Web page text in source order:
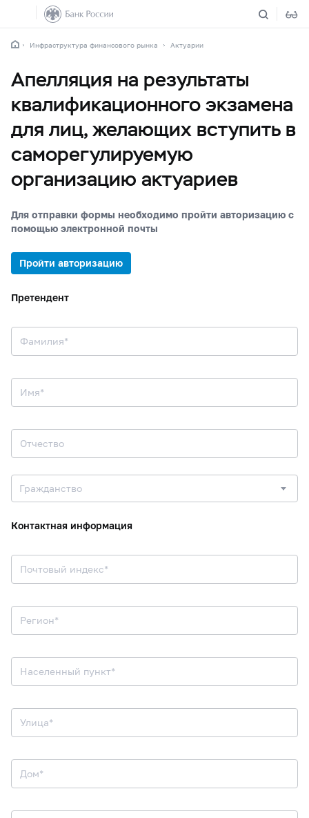
Инфраструктура финансового рынка Актуарии
Апелляция на результаты
квалификационного экзамена
для лиц, желающих вступить в
саморегулируемую
организацию актуариев
Для отправки формы необходимо пройти авторизацию с
помощью электронной почты
Пройти авторизацию
Претендент
Фамилия*
Имя*
Отчество
Гражданство
Контактная информация
Почтовый индекс*
Регион*
Населенный пункт*
Улица*
Дом*